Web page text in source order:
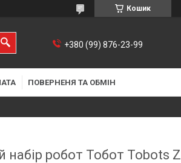
Кошик
+380 (99) 876-23-99
ПОВЕРНЕНЯ ТА ОБМІН
набір робот Тобот Tobots Z